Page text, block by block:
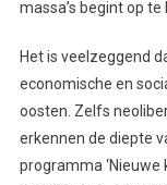
massa’s begint op te
Het is veelzeggend
economische en
oosten. Zelfs
erkennen de diepte
programma ‘Nieuwe